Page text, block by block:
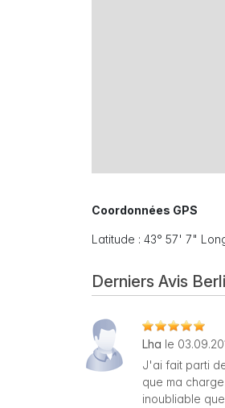
Coordonnées GPS
Latitude : 43° 57' 7"
Derniers Avis
Lha le
J'ai fait parti
que ma
inoubliable